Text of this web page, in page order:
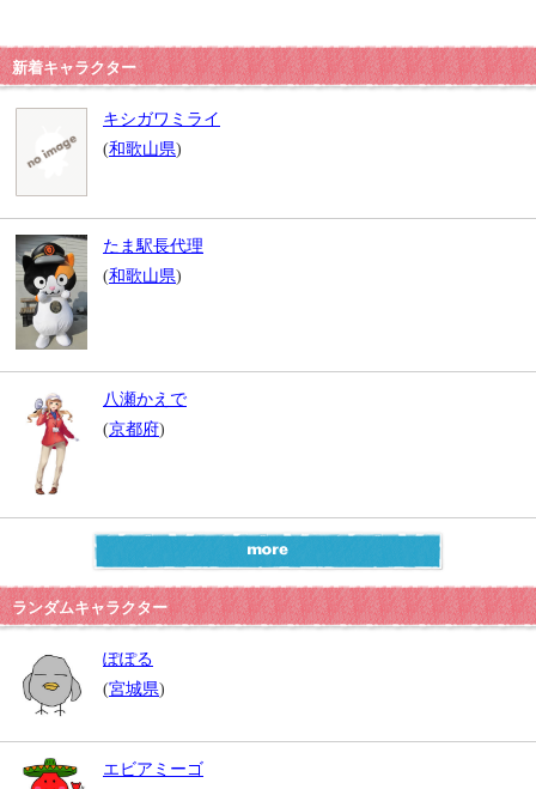
新着キャラクター
キシガワミライ
(和歌山県)
たま駅長代理
(和歌山県)
八瀬かえで
(京都府)
ランダムキャラクター
ぽぽる
(宮城県)
エビアミーゴ